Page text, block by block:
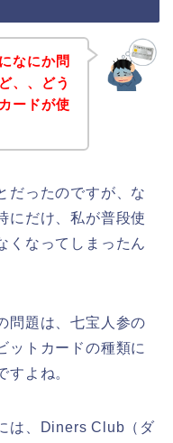
なにか問
、、どう
ードが使
だったのですが、な
にだけ、私が普段使
くなってしまったん
問題は、七宝人参の
ットカードの種類に
すよね。
は、Diners Club（ダ